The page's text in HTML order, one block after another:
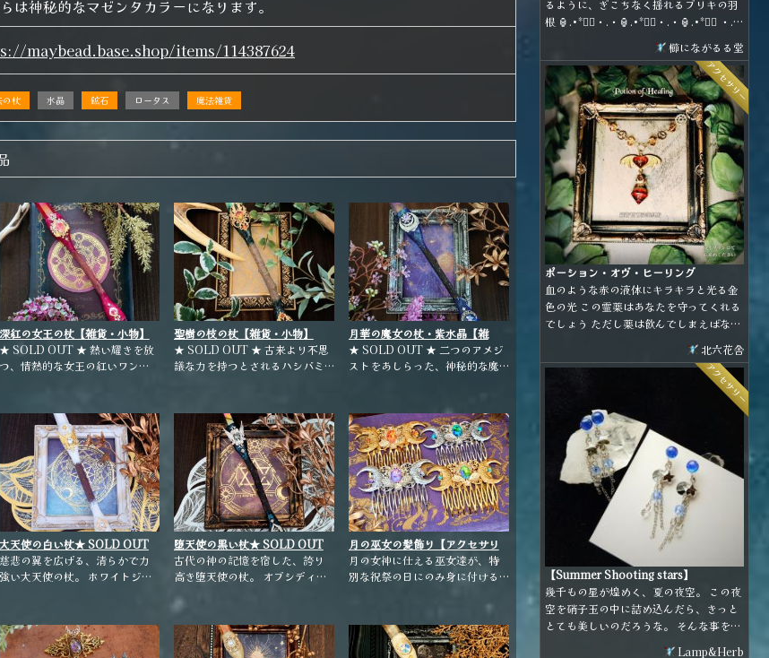
は神秘的なマゼンタカラーになります。
maybead.base.shop/items/114387624
の杖 水晶 鉱石 ロータス 魔法雑貨
深紅の女王の杖【雑貨・小物】
★ SOLD OUT ★ 熱い耀きを放
つ、情熱的な女王の紅いワン
リン ホルダー：林檎の枝
聖樹の枝の杖【雑貨・小物】
★ SOLD OUT ★ 古来より不思
議な力を持つとされるハシバミ
水晶 スフィア：ユナカイト ホル
ダー：ハシバミの枝
月華の魔女の杖・紫水晶【雑
貨・小物】
★ SOLD OUT ★ 二つのアメジ
ストをあしらった、神秘的な魔
スト ホルダー：梨の枝
大天使の白い杖★ SOLD OUT
★【雑貨・小物】
慈悲の翼を広げる、清らかで力
強い大天使の杖。 ホワイトジェ
檎の枝。
堕天使の黒い杖★ SOLD OUT
★【雑貨・小物】
古代の神の記憶を宿した、誇り
高き堕天使の杖。 オブシディア
のスフィア。 ホルダーは梨の
枝。
月の巫女の髪飾り【アクセサリ
ー】
月の女神に仕える巫女達が、特
別な祝祭の日にのみ身に付ける
シンボルの中央にビシューが煌
めき、華やかでありながら神秘
的なデザインです。 ※こちらは
るように、ぎこちなく揺れるブリキの羽
根 🏮.•*❤️‍🔥・.・🏮.•*❤️‍🔥・.・🏮.•*❤️‍🔥 ・.・
櫛にながるる堂
ポーション・オヴ・ヒーリング
血のような赤の液体にキラキラと光る金
色の光 この霊薬はあなたを守ってくれる
でしょう ただし薬は飲んでしまえばなく
アクセサリー
北六花舎
【Summer Shooting stars】
幾千もの星が煌めく、夏の夜空。 この夜
空を硝子玉の中に詰め込んだら、きっと
とても美しいのだろうな。 そんな事を考
アクセサリー
Lamp&Herb